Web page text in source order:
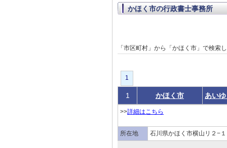
かほく市の行政書士事務所
「市区町村」から「かほく市」で検索
1
1 かほく市 あい
>>詳細はこちら
所在地 石川県かほく市横山リ２−